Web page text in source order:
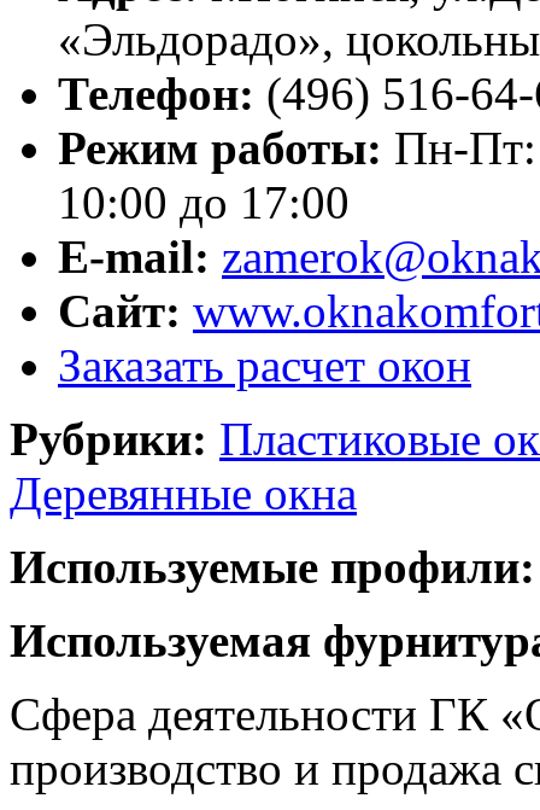
«Эльдорадо»,
Телефон: (496) 516-
Режим работы: Пн-Пт:
10:00 до 17:00
E-mail:
Сайт:
Заказать расчет окон
Рубрики: Пластиковые
Деревянные окна
Используемые профили:
Используемая
Сфера деятельности ГК
производство и продажа